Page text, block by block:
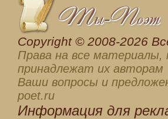
Сopyright © 2008-2026
Права на все материалы,
принадлежат их авторам
Ваши вопросы и
poet.ru
Информация для